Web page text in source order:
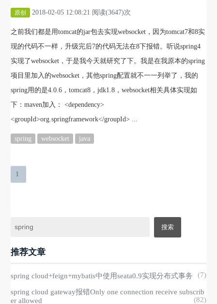
原创 2018-02-05 12:08:21 阅读(3647)次
之前我们都是用tomcat的jar包去实现websocket，因为tomcat7和8实
现的代码不一样，升级完后7的代码无法在8下报错。听说spring4
实现了websocket，于是我今天就研究了下。我是在我原本的spring
项目里加入的websocket，其他spring配置就不一一列举了，我的
spring用的是4.0.6，tomcat8，jdk1.8，websocket相关具体实现如
下：maven加入： <dependency>
<groupId>org.springframework</groupId> ...
spring websocket java
1
推荐文章
spring cloud+feign+mybatis中使用seata0.9实现分布式事务 (7)
spring cloud gateway报错Only one connection receive subscrib
er allowed
(82)